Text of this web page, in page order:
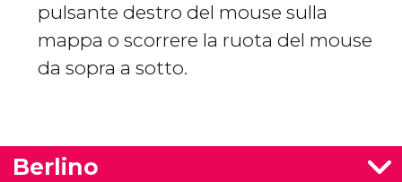
pulsante destro del mouse sulla
mappa o scorrere la ruota del mouse
da sopra a sotto.
Berlino